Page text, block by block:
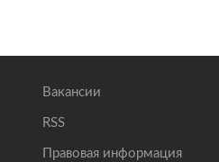
Вакансии
RSS
Правовая информация